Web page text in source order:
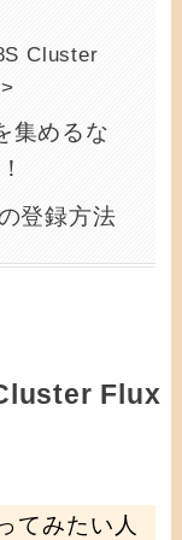
Cluster
集めるな
登録方法
Flux
てみたい人